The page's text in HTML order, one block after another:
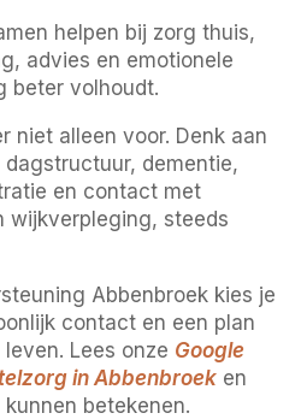
helpen bij zorg thuis,
advies en emotionele
beter volhoudt.
niet alleen voor. Denk aan
dementie,
en contact met
wijkverpleging, steeds
Abbenbroek kies je
contact en een plan
Lees onze Google
in Abbenbroek en
betekenen.